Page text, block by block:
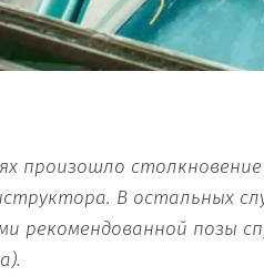
произошло
В остальных
рекомендованной позы